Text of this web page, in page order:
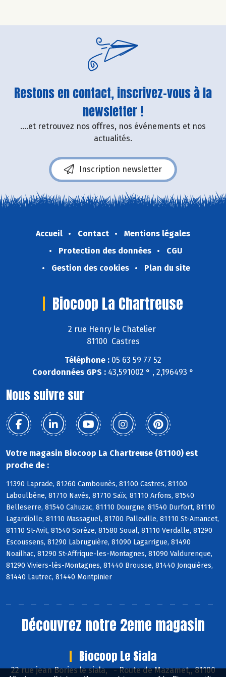
Restons en contact, inscrivez-vous à la
newsletter !
....et retrouvez nos offres, nos événements et nos
actualités.
Inscription newsletter
Accueil Contact
Mentions légales
Protection des données
CGU
Gestion des cookies
Plan du site
Biocoop La Chartreuse
2 rue Henry le Chatelier
81100 Castres
Téléphone : 05 63 59 77 52
Coordonnées GPS : 43,591002 ° , 2,196493 °
Nous suivre sur
Votre magasin Biocoop La Chartreuse (81100) est
proche de :
11390 Laprade, 81260 Cambounès, 81100 Castres, 81100
Laboulbène, 81710 Navès, 81710 Saïx, 81110 Arfons, 81540
Belleserre, 81540 Cahuzac, 81110 Dourgne, 81540 Durfort, 81110
Lagardiolle, 81110 Massaguel, 81700 Palleville, 81110 St-Amancet,
81110 St-Avit, 81540 Sorèze, 81580 Soual, 81110 Verdalle, 81290
Escoussens, 81290 Labruguière, 81090 Lagarrigue, 81490
Noailhac, 81290 St-Affrique-les-Montagnes, 81090 Valdurenque,
81290 Viviers-lès-Montagnes, 81440 Brousse, 81440 Jonquières,
81440 Lautrec, 81440 Montpinier
Découvrez notre 2eme magasin
Biocoop Le Siala
22 rue jean Bories le siala,-Route de Mazamet,, 81100